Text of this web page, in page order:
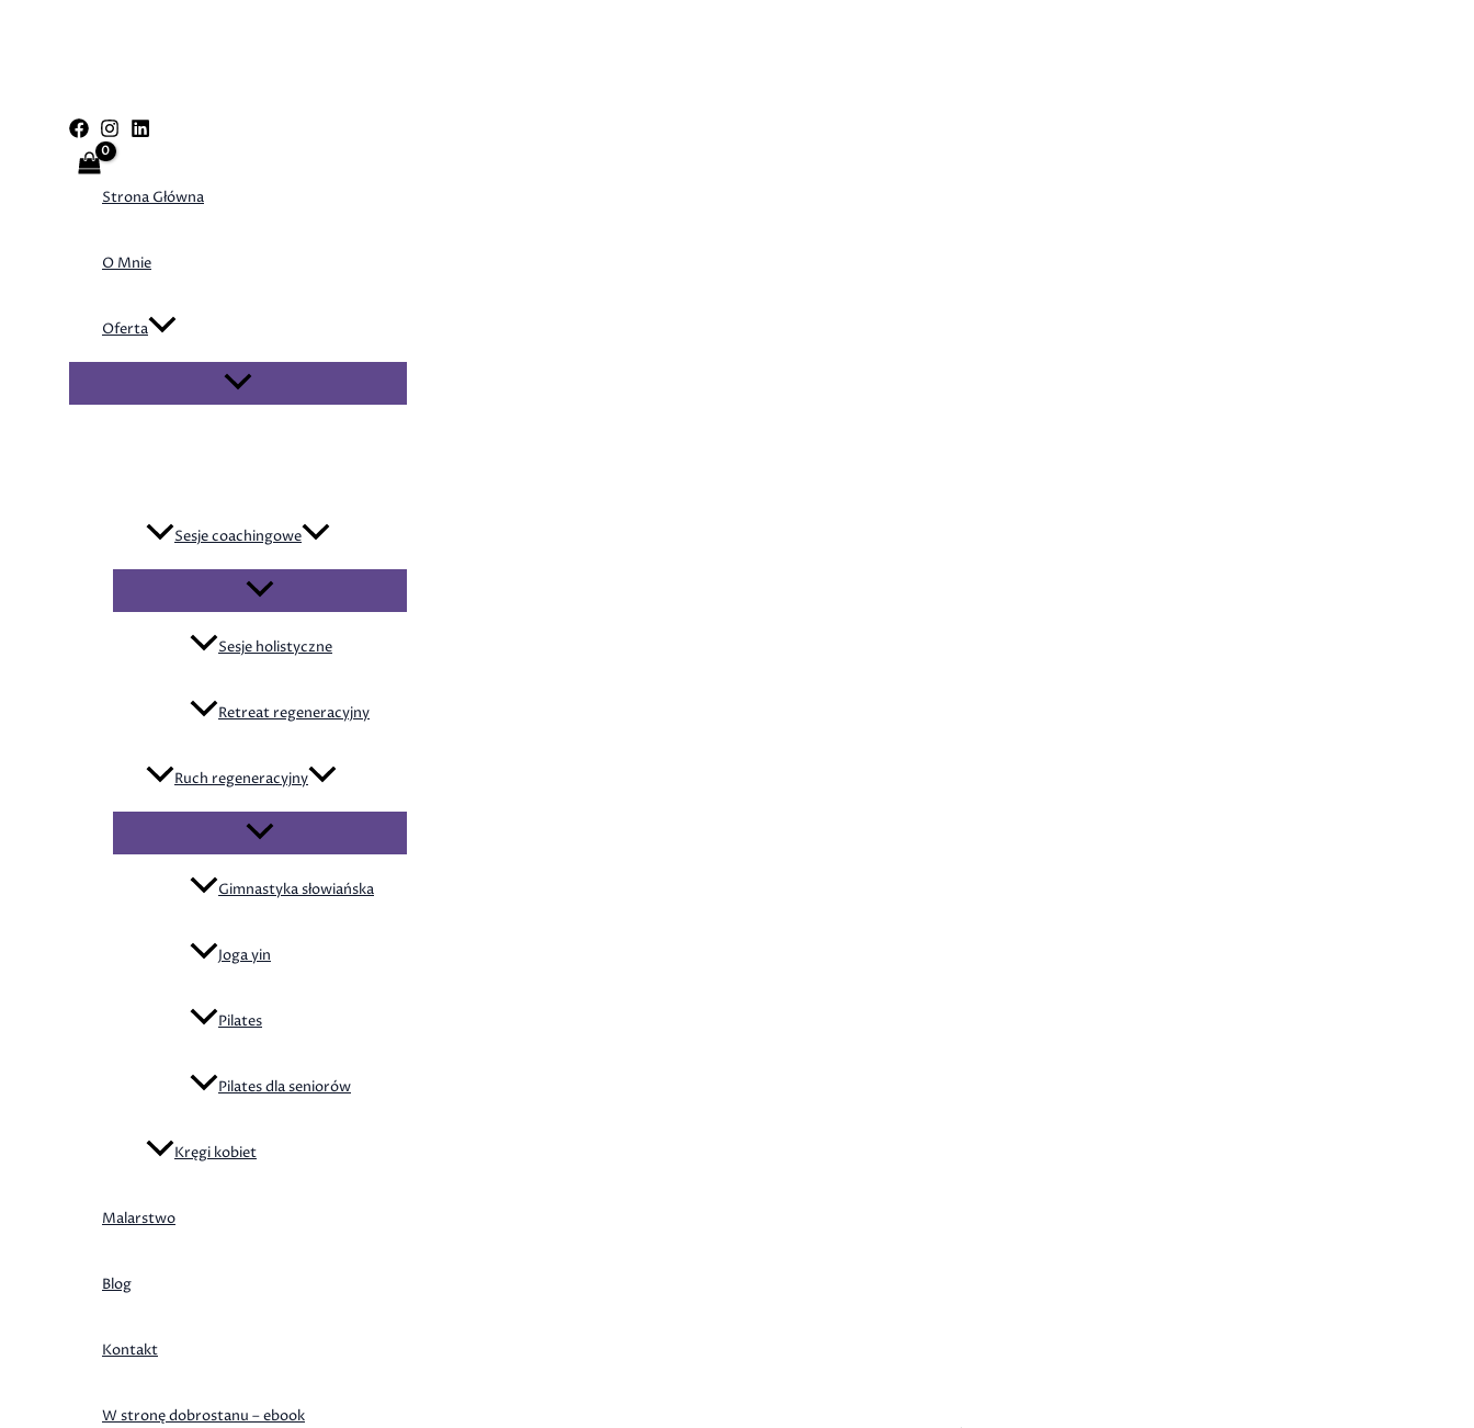
Strona Główna
O Mnie
Oferta
Sesje coachingowe
Sesje holistyczne
Retreat regeneracyjny
Ruch regeneracyjny
Gimnastyka słowiańska
Joga yin
Pilates
Pilates dla seniorów
Kręgi kobiet
Malarstwo
Blog
Kontakt
W stronę dobrostanu – ebook